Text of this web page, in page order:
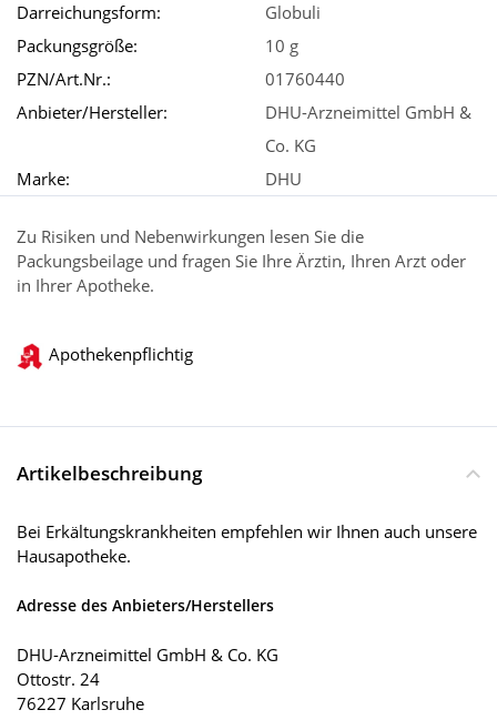
Darreichungsform:
Globuli
Packungsgröße:
10 g
PZN/Art.Nr.:
01760440
Anbieter/Hersteller:
DHU-Arzneimittel GmbH &
Co. KG
Marke:
DHU
Zu Risiken und Nebenwirkungen lesen Sie die
Packungsbeilage und fragen Sie Ihre Ärztin, Ihren Arzt oder
in Ihrer Apotheke.
Apothekenpflichtig
Artikelbeschreibung
Bei Erkältungskrankheiten empfehlen wir Ihnen auch unsere
Hausapotheke.
Adresse des Anbieters/Herstellers
DHU-Arzneimittel GmbH & Co. KG
Ottostr. 24
76227 Karlsruhe